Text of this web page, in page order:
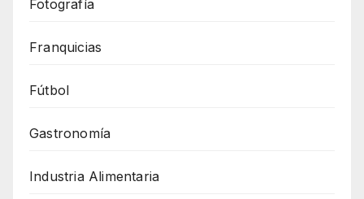
Fotografía
Franquicias
Fútbol
Gastronomía
Industria Alimentaria